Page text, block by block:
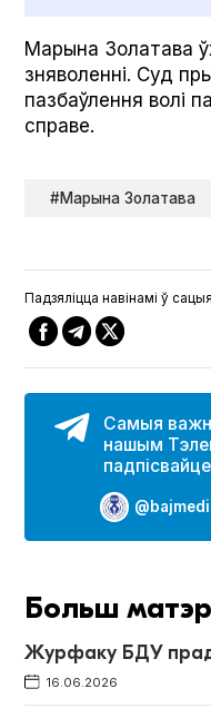
Марына Золатава
зняволенні. Суд
пазбаўлення волі
справе.
#Марына Золатава
Падзяліцца навінамі ў
Самыя
нашым
Больш
Журфаку БДУ
16.06.2026